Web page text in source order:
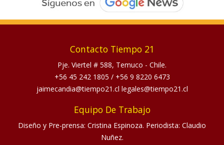
Contacto Tiempo 21
Pje. Viertel # 588, Temuco - Chile.
+56 45 242 1805 / +56 9 8220 6473
jaimecandia@tiempo21.cl legales@tiempo21.cl
Equipo De Trabajo
Diseño y Pre-prensa: Cristina Espinoza. Periodista: Claudio
Nuñez.